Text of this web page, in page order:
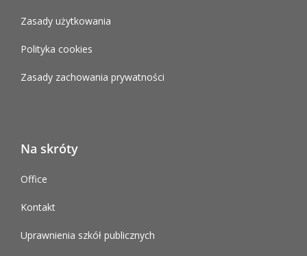
Zasady użytkowania
Polityka cookies
Zasady zachowania prywatności
Na skróty
Office
Kontakt
Uprawnienia szkół publicznych